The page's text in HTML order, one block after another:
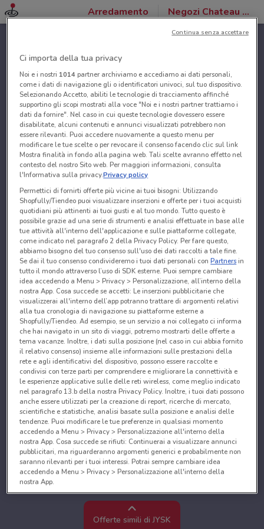
Arredamento Negozi Chateau d'Ax
Offerte simili di JYSK
Ci importa della tua privacy
Noi e i nostri 1014partner archiviamo e accediamo ai dati personali,
come i dati di navigazione gli o identificatori univoci, sul tuo dispositivo.
Selezionando Accetto, abiliti le tecnologie di tracciamento affinché
supportino gli scopi mostrati alla voce "Noi e i nostri partner trattiamo i
dati da fornire". Nel caso in cui queste tecnologie dovessero essere
disabilitate, alcuni contenuti e annunci visualizzati potrebbero non
essere rilevanti. Puoi accedere nuovamente a questo menu per
modificare le tue scelte o per revocare il consenso facendo clic sul link
Mostra finalità in fondo alla pagina web. Tali scelte avranno effetto nel
contesto del nostro Sito web. Per maggiori informazioni, consulta
l'Informativa sulla privacy.Privacy policy
Permettici di fornirti offerte più vicine ai tuoi bisogni: Utilizzando
Shopfully/Tiendeo puoi visualizzare inserzioni e offerte per i tuoi acquisti
quotidiani più attinenti ai tuoi gusti e al tuo mondo. Tutto questo è
possibile grazie ad una serie di strumenti e analisi effettuate in base alle
tue attività all'interno dell'applicazione e sulle piattaforme collegate,
come indicato nel paragrafo 2 della Privacy Policy. Per fare questo,
abbiamo bisogno del tuo consenso sull'uso dei dati raccolti a tale fine.
Se dai il tuo consenso condivideremo i tuoi dati personali conPartnersin
tutto il mondo attraverso l’uso di SDK esterne. Puoi sempre cambiare
idea accedendo a Menu > Privacy > Personalizzazione, all’interno della
nostra App. Cosa succede se accetti: Le inserzioni pubblicitarie che
visualizzerai all'interno dell’app potranno trattare di argomenti relativi
alla tua cronologia di navigazione su piattaforme esterne a
Shopfully/Tiendeo. Ad esempio, se un servizio a noi collegato ci informa
che hai navigato in un sito di viaggi, potremo mostrarti delle offerte a
tema vacanze. Inoltre, i dati sulla posizione (nel caso in cui abbia fornito
il relativo consenso) insieme alle informazioni sulle prestazioni della
rete e agli identificativi del dispositivo, possono essere raccolte e
condivisi con terze parti per comprendere e migliorare la connettività e
le esperienze applicative sulle delle reti wireless, come meglio indicato
nel paragrafo 13.b della nostra Privacy Policy. Inoltre, i tuoi dati possono
anche essere utilizzati per la creazione di report, ricerche di mercato,
scientifiche e statistiche, analisi basate sulla posizione e analisi delle
tendenze. Puoi modificare le tue preferenze in qualsiasi momento
accedendo a Menu > Privacy > Personalizzazione all'interno della
nostra App. Cosa succede se rifiuti: Continuerai a visualizzare annunci
pubblicitari, ma riguarderanno argomenti generici e probabilmente non
saranno rilevanti per i tuoi interessi. Potrai sempre cambiare idea
accedendo a Menu > Privacy > Personalizzazione all'interno della
nostra App.
Noi e i nostri partner trattiamo i dati per fornire:
Utilizzare dati di geolocalizzazione precisi. Scansione attiva delle
caratteristiche del dispositivo ai fini dell’identificazione. Archiviare
Continua senza accettare